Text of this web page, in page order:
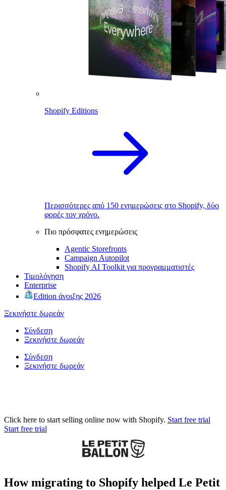
Shopify Editions
Περισσότερες από 150 ενημερώσεις στο Shopify, δύο
φορές τον χρόνο.
Πιο πρόσφατες ενημερώσεις
Agentic Storefronts
Campaign Autopilot
Shopify AI Toolkit για προγραμματιστές
Τιμολόγηση
Enterprise
Edition άνοιξης 2026
Ξεκινήστε δωρεάν
Σύνδεση
Ξεκινήστε δωρεάν
Σύνδεση
Ξεκινήστε δωρεάν
Click here to start selling online now with Shopify. Start free trial
Start free trial
How migrating to Shopify helped Le Petit